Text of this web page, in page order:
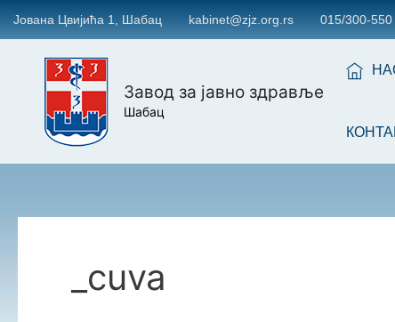
Јована Цвијића 1, Шабац kabinet@zjz.org.rs 015/300-550
Завод за јавно здравље
Шабац
_cuva